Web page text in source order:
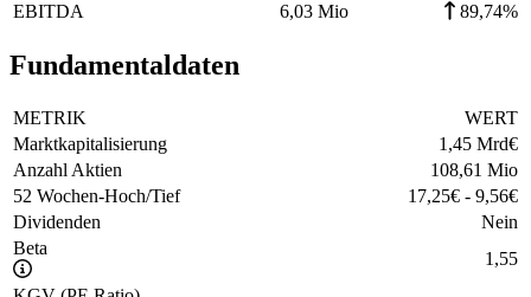
EBITDA
6,03 Mio 89,74%
Fundamentaldaten
METRIK
WERT
Marktkapitalisierung
1,45 Mrd€
Anzahl Aktien
108,61 Mio
52 Wochen-Hoch/Tief
17,25€ - 9,56€
Dividenden
Nein
Beta
1,55